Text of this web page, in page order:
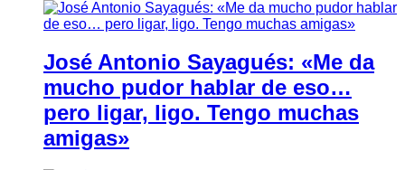
José Antonio Sayagués: «Me da
mucho pudor hablar de eso…
pero ligar, ligo. Tengo muchas
amigas»